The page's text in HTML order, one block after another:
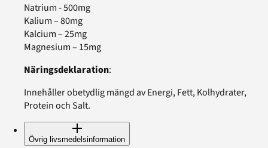
Natrium - 500mg
Kalium – 80mg
Kalcium – 25mg
Magnesium – 15mg
Näringsdeklaration:
Innehåller obetydlig mängd av Energi, Fett, Kolhydrater,
Protein och Salt.
Övrig livsmedelsinformation